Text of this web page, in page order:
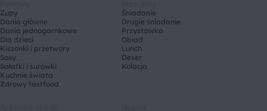
Zupy
Dania główne
Dania jednogarnkowe
Dla dzieci
Kiszonki i przetwory
Sosy
Sałatki i surówki
Kuchnie świata
Zdrowy fastfood
Śniadanie
Drugie śniadanie
Przystawka
Obiad
Lunch
Deser
Kolacja